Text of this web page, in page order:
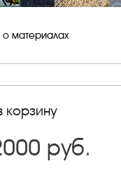
материалах
корзину
руб.